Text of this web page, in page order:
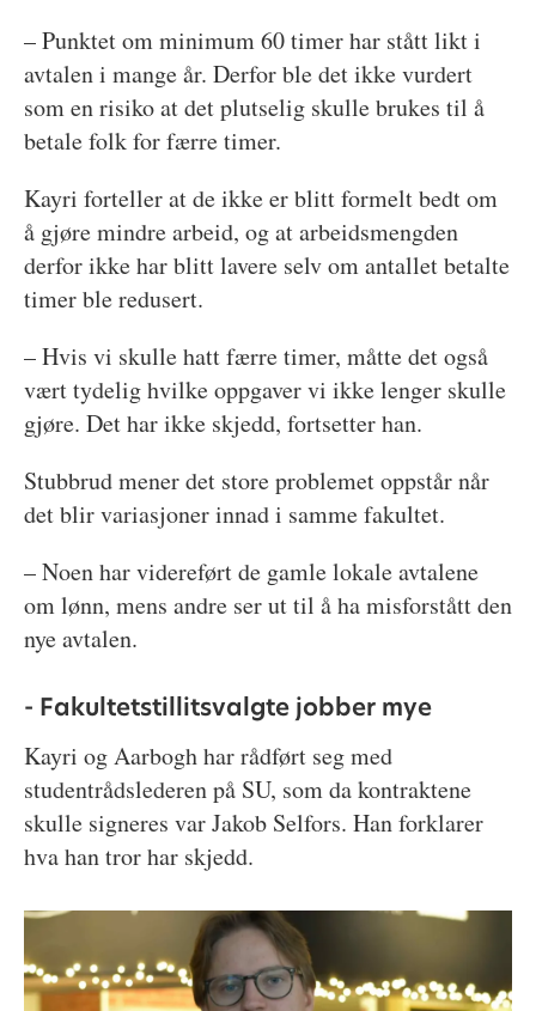
– Punktet om minimum 60 timer har stått likt i
avtalen i mange år. Derfor ble det ikke vurdert
som en risiko at det plutselig skulle brukes til å
betale folk for færre timer.
Kayri forteller at de ikke er blitt formelt bedt om
å gjøre mindre arbeid, og at arbeidsmengden
derfor ikke har blitt lavere selv om antallet betalte
timer ble redusert.
– Hvis vi skulle hatt færre timer, måtte det også
vært tydelig hvilke oppgaver vi ikke lenger skulle
gjøre. Det har ikke skjedd, fortsetter han.
Stubbrud mener det store problemet oppstår når
det blir variasjoner innad i samme fakultet.
– Noen har videreført de gamle lokale avtalene
om lønn, mens andre ser ut til å ha misforstått den
nye avtalen.
- Fakultetstillitsvalgte jobber mye
Kayri og Aarbogh har rådført seg med
studentrådslederen på SU, som da kontraktene
skulle signeres var Jakob Selfors. Han forklarer
hva han tror har skjedd.